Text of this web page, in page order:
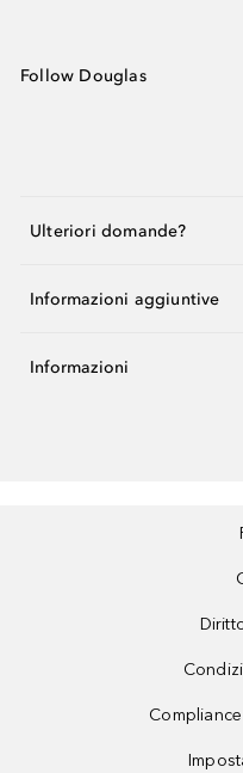
Follow Douglas
Ulteriori domande?
Informazioni aggiuntive
Informazioni